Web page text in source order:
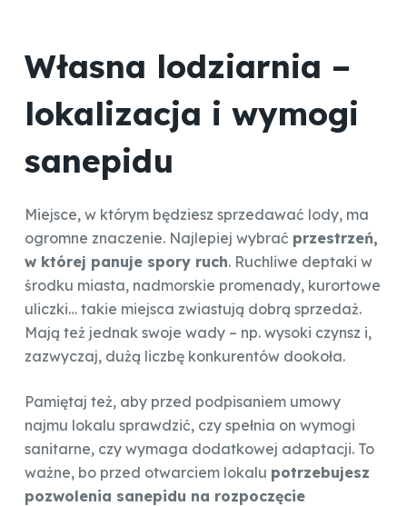
Własna lodziarnia –
lokalizacja i wymogi
sanepidu
Miejsce, w którym będziesz sprzedawać lody, ma
ogromne znaczenie. Najlepiej wybrać przestrzeń,
w której panuje spory ruch. Ruchliwe deptaki w
środku miasta, nadmorskie promenady, kurortowe
uliczki… takie miejsca zwiastują dobrą sprzedaż.
Mają też jednak swoje wady – np. wysoki czynsz i,
zazwyczaj, dużą liczbę konkurentów dookoła.
Pamiętaj też, aby przed podpisaniem umowy
najmu lokalu sprawdzić, czy spełnia on wymogi
sanitarne, czy wymaga dodatkowej adaptacji. To
ważne, bo przed otwarciem lokalu potrzebujesz
pozwolenia sanepidu na rozpoczęcie